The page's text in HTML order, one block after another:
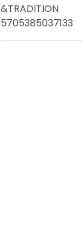
&TRADITION
5705385037133